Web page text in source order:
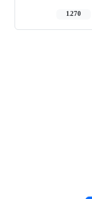
1,270